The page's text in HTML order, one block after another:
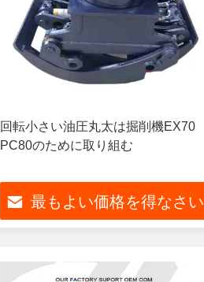
回転小さい油圧丸太は掘削機EX70
PC80のために取り組む
最もよい価格を得なさい